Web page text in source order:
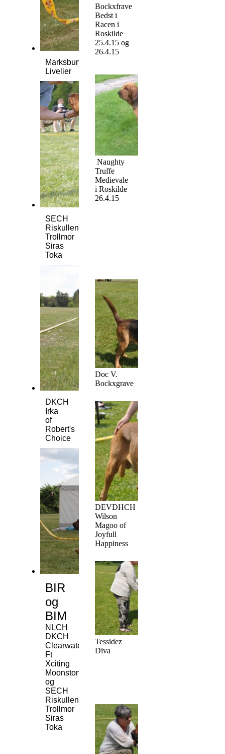
Marksbury
Livelier
SECH
Riskullens
Trollmor
Siras
Toka
DKCH
Irka
of
Robert's
Choice
BIR
og
BIM
NLCH
DKCH
Clearwater's
Ft
Xciting
Moonstone
og
SECH
Riskullens
Trollmor
Siras
Toka
Bockxfrave
Bedst i
Racen i
Roskilde
25.4.15 og
26.4.15
Naughty
Truffe
Medievale
i Roskilde
26.4.15
Doc V.
Bockxgrave
DEVDHCH
Wilson
Magoo of
Joyfull
Happiness
Tessidez
Diva